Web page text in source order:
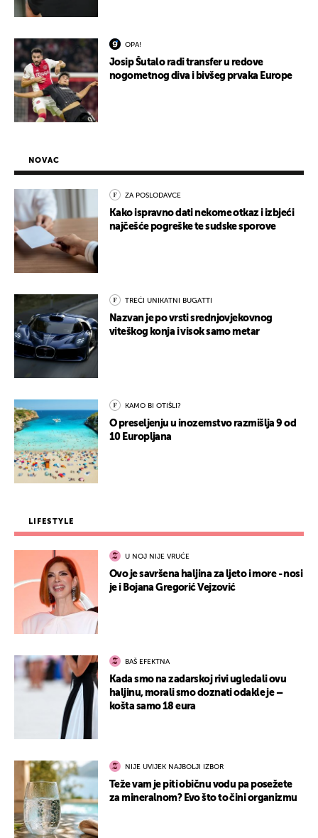
OPA!
Josip Šutalo radi transfer u redove
nogometnog diva i bivšeg prvaka Europe
NOVAC
ZA POSLODAVCE
Kako ispravno dati nekome otkaz i izbjeći
najčešće pogreške te sudske sporove
TREĆI UNIKATNI BUGATTI
Nazvan je po vrsti srednjovjekovnog
viteškog konja i visok samo metar
KAMO BI OTIŠLI?
O preseljenju u inozemstvo razmišlja 9 od
10 Europljana
LIFESTYLE
U NOJ NIJE VRUĆE
Ovo je savršena haljina za ljeto i more - nosi
je i Bojana Gregorić Vejzović
BAŠ EFEKTNA
Kada smo na zadarskoj rivi ugledali ovu
haljinu, morali smo doznati odakle je –
košta samo 18 eura
NIJE UVIJEK NAJBOLJI IZBOR
Teže vam je piti običnu vodu pa posežete
za mineralnom? Evo što to čini organizmu